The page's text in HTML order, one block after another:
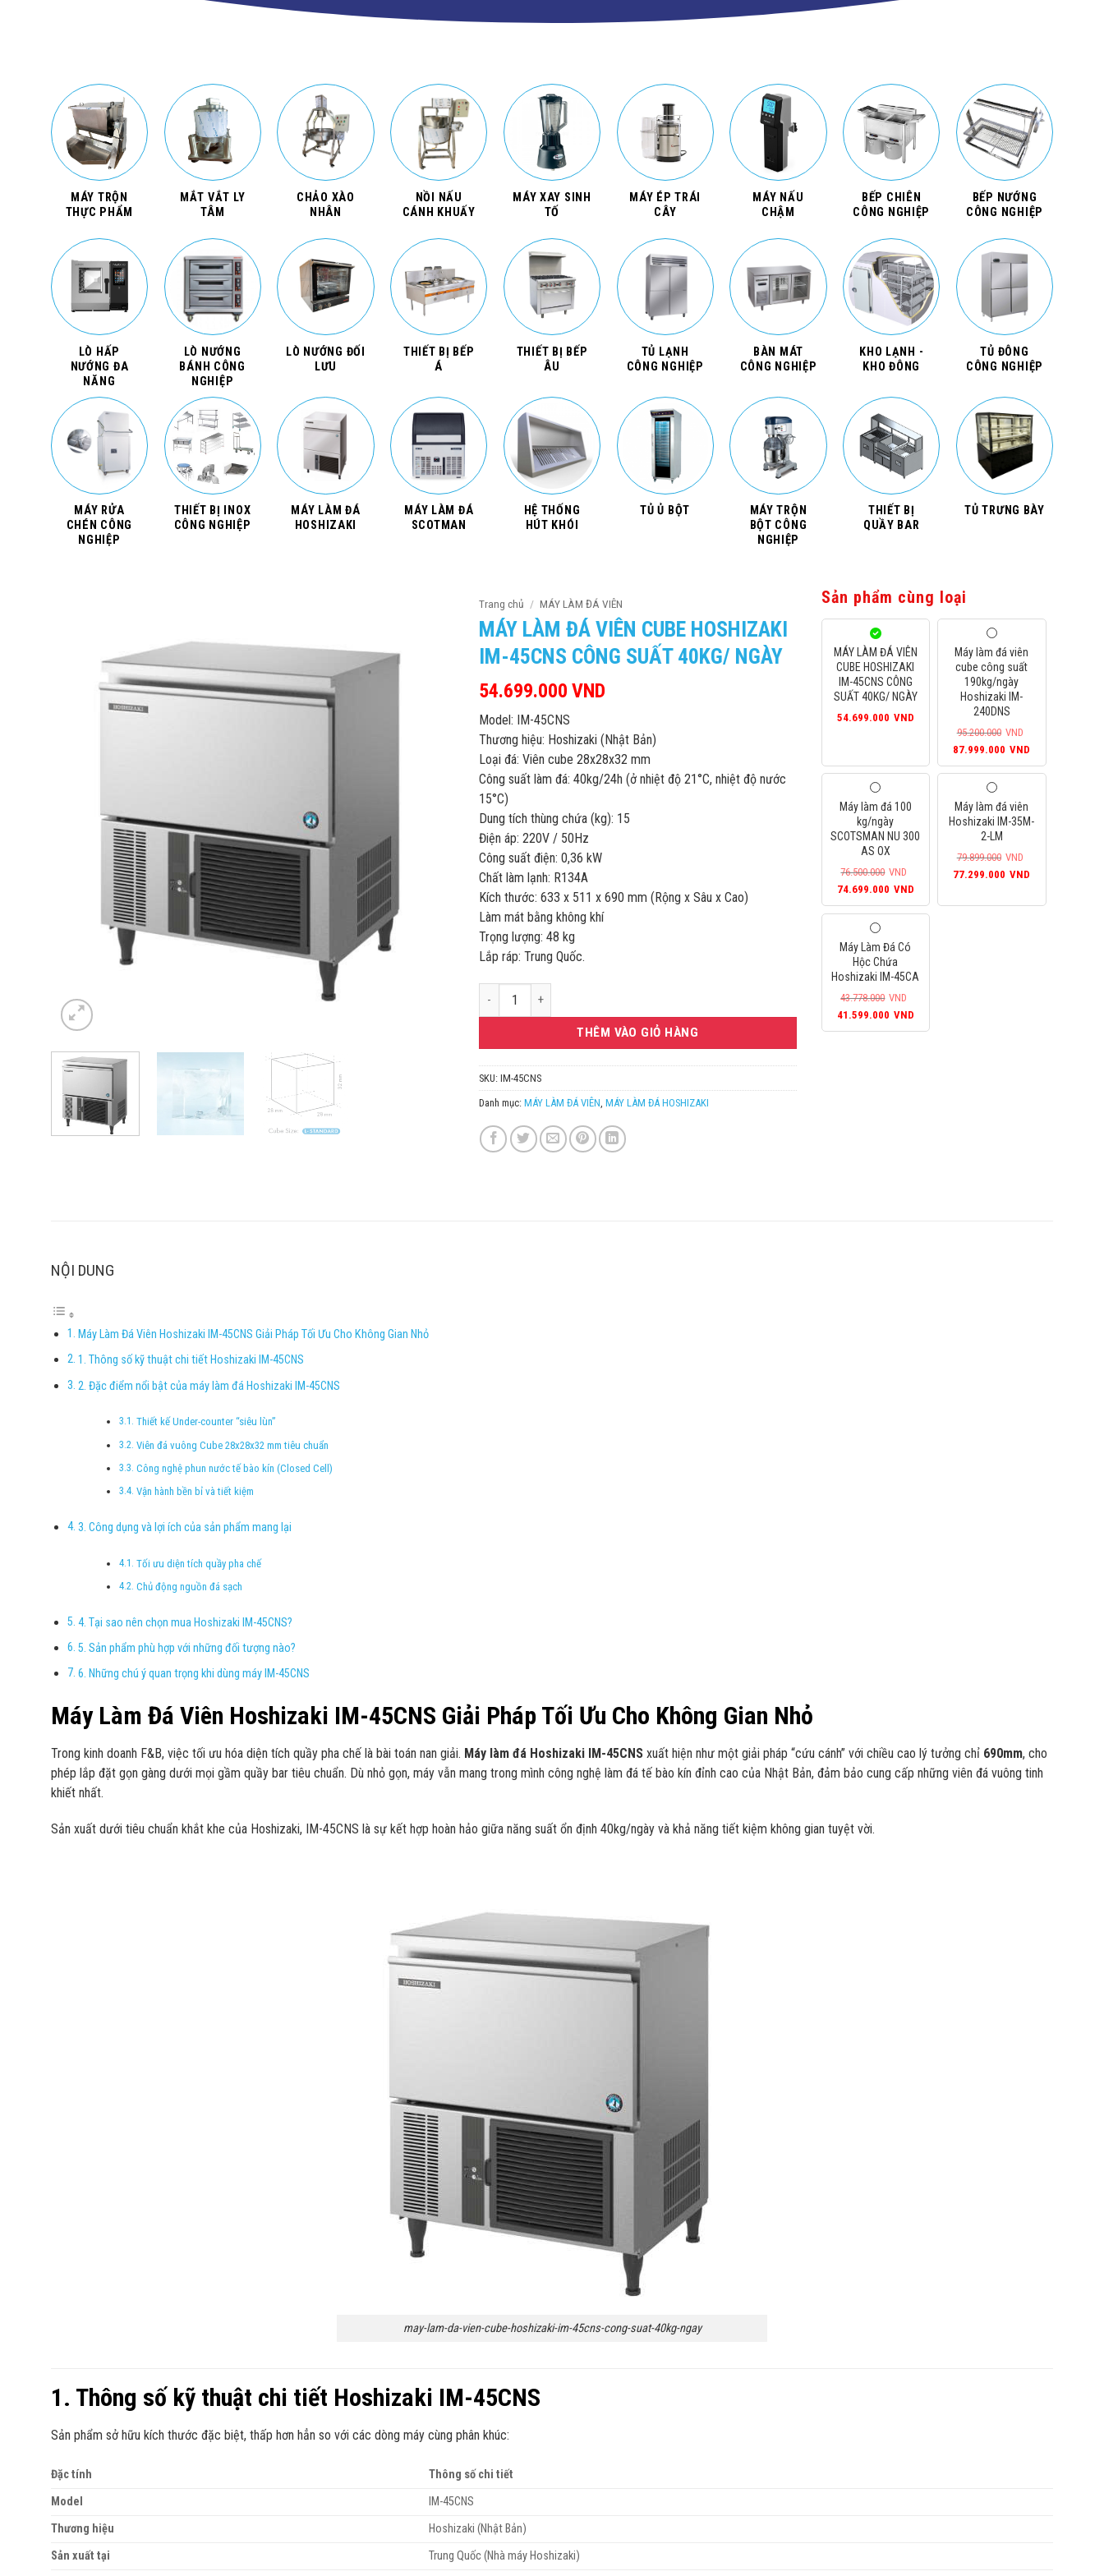
MÁY TRỘN
THỰC PHẨM
MẮT VẮT LY
TÂM
CHẢO XÀO
NHÂN
NỒI NẤU
CÁNH KHUẤY
MÁY XAY SINH
TỐ
MÁY ÉP TRÁI
CÂY
MÁY NẤU
CHẬM
BẾP CHIÊN
CÔNG NGHIỆP
BẾP NƯỚNG
CÔNG NGHIỆP
LÒ HẤP
NƯỚNG ĐA
NĂNG
LÒ NƯỚNG
BÁNH CÔNG
NGHIỆP
LÒ NƯỚNG ĐỐI
LƯU
THIẾT BỊ BẾP
Á
THIẾT BỊ BẾP
ÂU
TỦ LẠNH
CÔNG NGHIỆP
BÀN MÁT
CÔNG NGHIỆP
KHO LẠNH -
KHO ĐÔNG
TỦ ĐÔNG
CÔNG NGHIỆP
MÁY RỬA
CHÉN CÔNG
NGHIỆP
THIẾT BỊ INOX
CÔNG NGHIỆP
MÁY LÀM ĐÁ
HOSHIZAKI
MÁY LÀM ĐÁ
SCOTMAN
HỆ THỐNG
HÚT KHÓI
TỦ Ủ BỘT
MÁY TRỘN
BỘT CÔNG
NGHIỆP
THIẾT BỊ
QUẦY BAR
TỦ TRƯNG BÀY
Trang chủ / MÁY LÀM ĐÁ VIÊN
MÁY LÀM ĐÁ VIÊN CUBE HOSHIZAKI
IM-45CNS CÔNG SUẤT 40KG/ NGÀY
54.699.000 VND
Model: IM-45CNS
Thương hiệu: Hoshizaki (Nhật Bản)
Loại đá: Viên cube 28x28x32 mm
Công suất làm đá: 40kg/24h (ở nhiệt độ 21°C, nhiệt độ nước
15°C)
Dung tích thùng chứa (kg): 15
Điện áp: 220V / 50Hz
Công suất điện: 0,36 kW
Chất làm lạnh: R134A
Kích thước: 633 x 511 x 690 mm (Rộng x Sâu x Cao)
Làm mát bằng không khí
Trọng lượng: 48 kg
Lắp ráp: Trung Quốc.
MÁY LÀM ĐÁ VIÊN CUBE HOSHIZAKI IM-45CNS CÔNG SUẤT 40KG/ NGÀY số lượng
THÊM VÀO GIỎ HÀNG
SKU: IM-45CNS
Danh mục: MÁY LÀM ĐÁ VIÊN, MÁY LÀM ĐÁ HOSHIZAKI
Sản phẩm cùng loại
MÁY LÀM ĐÁ VIÊN
CUBE HOSHIZAKI
IM-45CNS CÔNG
SUẤT 40KG/ NGÀY
54.699.000 VND
Máy làm đá viên
cube công suất
190kg/ngày
Hoshizaki IM-
240DNS
95.200.000 VND
Giá
gốc
95.200.000VND.
87.999.000 VND
hiện
Máy làm đá 100
kg/ngày
SCOTSMAN NU 300
AS OX
76.500.000 VND
Giá
gốc
76.500.000VND.
74.699.000 VND
hiện
Máy làm đá viên
Hoshizaki IM-35M-
2-LM
79.899.000 VND
Giá
là:
77.299.000 VND
tại
Máy Làm Đá Có
Hộc Chứa
Hoshizaki IM-45CA
43.778.000 VND
Giá
gốc
41.599.000 VND
hiện
NỘI DUNG
Máy Làm Đá Viên Hoshizaki IM-45CNS Giải Pháp Tối Ưu Cho Không Gian Nhỏ
1. Thông số kỹ thuật chi tiết Hoshizaki IM-45CNS
2. Đặc điểm nổi bật của máy làm đá Hoshizaki IM-45CNS
Thiết kế Under-counter “siêu lùn”
Viên đá vuông Cube 28x28x32 mm tiêu chuẩn
Công nghệ phun nước tế bào kín (Closed Cell)
Vận hành bền bỉ và tiết kiệm
3. Công dụng và lợi ích của sản phẩm mang lại
Tối ưu diện tích quầy pha chế
Chủ động nguồn đá sạch
4. Tại sao nên chọn mua Hoshizaki IM-45CNS?
5. Sản phẩm phù hợp với những đối tượng nào?
6. Những chú ý quan trọng khi dùng máy IM-45CNS
Máy Làm Đá Viên Hoshizaki IM-45CNS Giải Pháp Tối Ưu Cho Không Gian Nhỏ
Trong kinh doanh F&B, việc tối ưu hóa diện tích quầy pha chế là bài toán nan giải. Máy làm đá Hoshizaki IM-45CNS xuất hiện như một giải pháp “cứu cánh” với chiều cao lý tưởng chỉ 690mm, cho
phép lắp đặt gọn gàng dưới mọi gầm quầy bar tiêu chuẩn. Dù nhỏ gọn, máy vẫn mang trong mình công nghệ làm đá tế bào kín đỉnh cao của Nhật Bản, đảm bảo cung cấp những viên đá vuông tinh
khiết nhất.
Sản xuất dưới tiêu chuẩn khắt khe của Hoshizaki, IM-45CNS là sự kết hợp hoàn hảo giữa năng suất ổn định 40kg/ngày và khả năng tiết kiệm không gian tuyệt vời.
may-lam-da-vien-cube-hoshizaki-im-45cns-cong-suat-40kg-ngay
1. Thông số kỹ thuật chi tiết Hoshizaki IM-45CNS
Sản phẩm sở hữu kích thước đặc biệt, thấp hơn hẳn so với các dòng máy cùng phân khúc:
Đặc tính
Thông số chi tiết
Model
IM-45CNS
Thương hiệu
Hoshizaki (Nhật Bản)
Sản xuất tại
Trung Quốc (Nhà máy Hoshizaki)